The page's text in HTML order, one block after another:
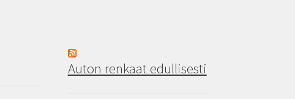
Auton renkaat edullisesti